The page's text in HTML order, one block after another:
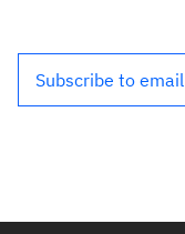
Subscribe to email